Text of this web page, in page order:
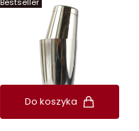
Do koszyka